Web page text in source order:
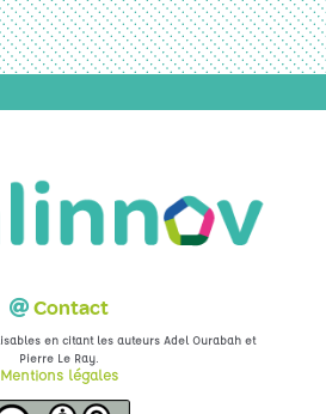
Contact
en citant les auteurs Adel Ourabah et
Pierre Le Ray.
Mentions légales